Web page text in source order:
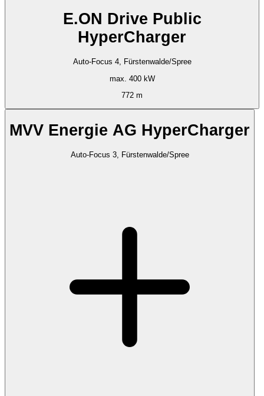
E.ON Drive Public
HyperCharger
Auto-Focus 4, Fürstenwalde/Spree
max. 400 kW
772 m
MVV Energie AG HyperCharger
Auto-Focus 3, Fürstenwalde/Spree